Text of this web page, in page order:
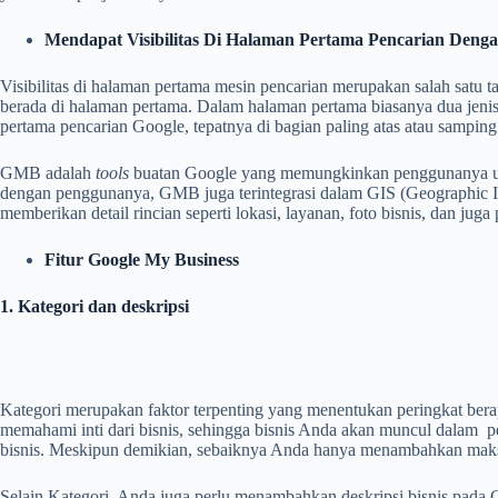
Mendapat Visibilitas Di Halaman Pertama Pencarian
Visibilitas di halaman pertama mesin pencarian merupakan salah satu
berada di halaman pertama. Dalam halaman pertama biasanya dua
pertama pencarian Google, tepatnya di bagian paling atas atau
GMB adalah tools buatan Google yang memungkinkan penggunanya
dengan penggunanya, GMB juga terintegrasi dalam GIS
memberikan detail rincian seperti lokasi, layanan, foto bisnis, dan juga
Fitur Google My Business
1. Kategori dan deskripsi
Kategori merupakan faktor terpenting yang menentukan peringkat
memahami inti dari bisnis, sehingga bisnis Anda akan muncul dalam
bisnis. Meskipun demikian, sebaiknya Anda hanya menambahkan